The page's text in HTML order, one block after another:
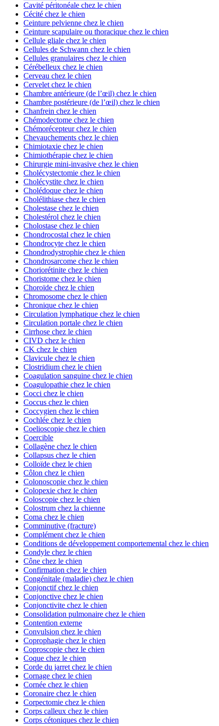
Cavité péritonéale chez le chien
Cécité chez le chien
Ceinture pelvienne chez le chien
Ceinture scapulaire ou thoracique chez le chien
Cellule gliale chez le chien
Cellules de Schwann chez le chien
Cellules granulaires chez le chien
Cérébelleux chez le chien
Cerveau chez le chien
Cervelet chez le chien
Chambre antérieure (de l’œil) chez le chien
Chambre postérieure (de l’œil) chez le chien
Chanfrein chez le chien
Chémodectome chez le chien
Chémorécepteur chez le chien
Chevauchements chez le chien
Chimiotaxie chez le chien
Chimiothérapie chez le chien
Chirurgie mini-invasive chez le chien
Cholécystectomie chez le chien
Cholécystite chez le chien
Cholédoque chez le chien
Cholélithiase chez le chien
Cholestase chez le chien
Cholestérol chez le chien
Cholostase chez le chien
Chondrocostal chez le chien
Chondrocyte chez le chien
Chondrodystrophie chez le chien
Chondrosarcome chez le chien
Choriorétinite chez le chien
Choristome chez le chien
Choroïde chez le chien
Chromosome chez le chien
Chronique chez le chien
Circulation lymphatique chez le chien
Circulation portale chez le chien
Cirrhose chez le chien
CIVD chez le chien
CK chez le chien
Clavicule chez le chien
Clostridium chez le chien
Coagulation sanguine chez le chien
Coagulopathie chez le chien
Cocci chez le chien
Coccus chez le chien
Coccygien chez le chien
Cochlée chez le chien
Coelioscopie chez le chien
Coercible
Collagène chez le chien
Collapsus chez le chien
Colloïde chez le chien
Côlon chez le chien
Colonoscopie chez le chien
Colopexie chez le chien
Coloscopie chez le chien
Colostrum chez la chienne
Coma chez le chien
Comminutive (fracture)
Complément chez le chien
Conditions de développement comportemental chez le chien
Condyle chez le chien
Cône chez le chien
Confirmation chez le chien
Congénitale (maladie) chez le chien
Conjonctif chez le chien
Conjonctive chez le chien
Conjonctivite chez le chien
Consolidation pulmonaire chez le chien
Contention externe
Convulsion chez le chien
Coprophagie chez le chien
Coproscopie chez le chien
Coque chez le chien
Corde du jarret chez le chien
Cornage chez le chien
Cornée chez le chien
Coronaire chez le chien
Corpectomie chez le chien
Corps calleux chez le chien
Corps cétoniques chez le chien